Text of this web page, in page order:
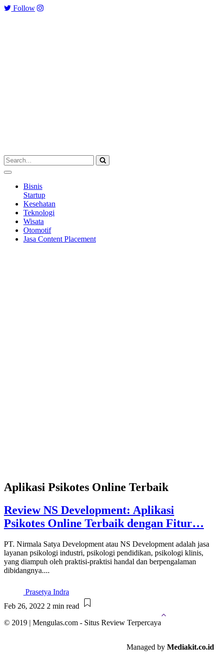
Follow
Bisnis
Startup
Kesehatan
Teknologi
Wisata
Otomotif
Jasa Content Placement
Aplikasi Psikotes Online Terbaik
Review NS Development: Aplikasi
Psikotes Online Terbaik dengan Fitur…
PT. Nirmala Satya Development atau NS Development adalah jasa
layanan psikologi industri, psikologi pendidikan, psikologi klinis,
yang diampuh oleh praktisi-praktisi handal dan berpengalaman
dibidangnya....
Prasetya Indra
Feb 26, 2022 2 min read
© 2019 | Mengulas.com - Situs Review Terpercaya
Managed by Mediakit.co.id